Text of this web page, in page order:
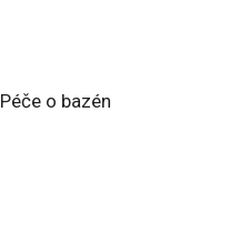
Péče o bazén